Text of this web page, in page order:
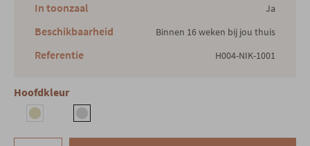
In toonzaal Ja
Beschikbaarheid Binnen 16 weken bij jou thuis
Referentie H004-NIK-1001
Hoofdkleur